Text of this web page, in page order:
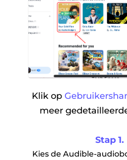
Klik op
meer
Stap 1.
Kies de Audible-